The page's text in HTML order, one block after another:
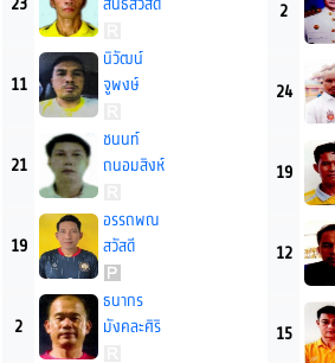
11
นิวัฒน์
จูพงษ์
21
ชนนท์
ถนอมสิงห์
19
อรรถพณ
สวัสดี
2
ธนากร
มังคละศิริ
2
24
19
12
15